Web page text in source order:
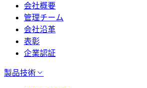
会社概要
管理チーム
会社沿革
表彰
企業認証
製品技術